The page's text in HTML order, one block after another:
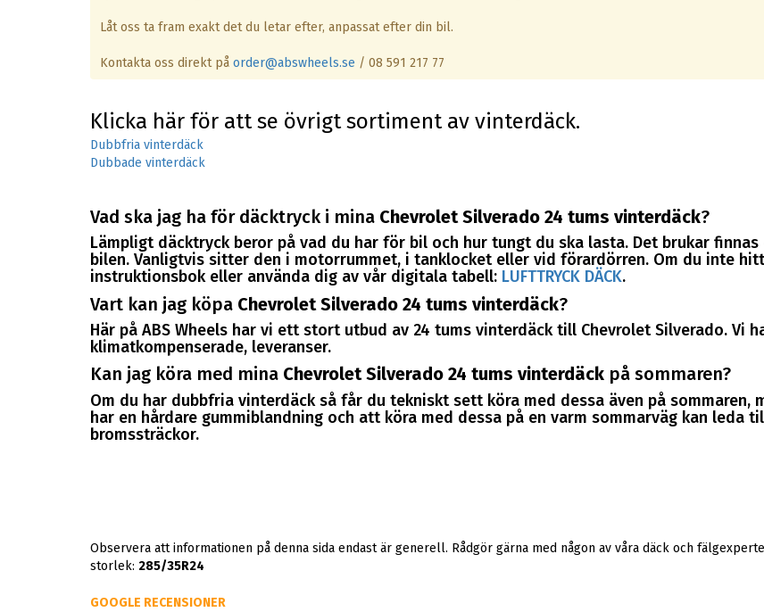
Låt oss ta fram exakt det du letar efter, anpassat efter din bil.
Kontakta oss direkt på order@abswheels.se / 08 591 217 77
Klicka här för att se övrigt sortiment av vinterdäck.
Dubbfria vinterdäck
Dubbade vinterdäck
Vad ska jag ha för däcktryck i mina Chevrolet Silverado 24 tums vinterdäck?
Lämpligt däcktryck beror på vad du har för bil och hur tungt du ska lasta. Det brukar
bilen. Vanligtvis sitter den i motorrummet, i tanklocket eller vid förardörren. Om du inte
instruktionsbok eller använda dig av vår digitala tabell: LUFTTRYCK DÄCK.
Vart kan jag köpa Chevrolet Silverado 24 tums vinterdäck?
Här på ABS Wheels har vi ett stort utbud av 24 tums vinterdäck till Chevrolet Silverado. Vi
klimatkompenserade, leveranser.
Kan jag köra med mina Chevrolet Silverado 24 tums vinterdäckpå sommaren?
Om du har dubbfria vinterdäck så får du tekniskt sett köra med dessa även på sommaren,
har en hårdare gummiblandning och att köra med dessa på en varm sommarväg kan leda
bromssträckor.
Observera att informationen på denna sida endast är generell. Rådgör gärna med någon av våra däck och
storlek: 285/35R24
GOOGLE RECENSIONER